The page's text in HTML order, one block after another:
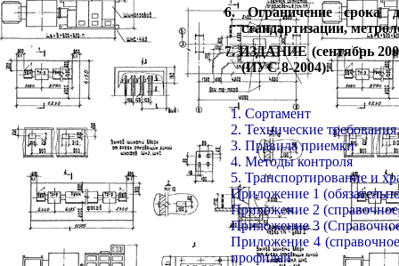
6. Ограничение срока
стандартизации,
7. ИЗДАНИЕ (сентябрь
(ИУС 8-2004).
1. Сортамент
2. Технические требования
3. Правила приемки
4. Методы контроля
5. Транспортирование и
Приложение 1
Приложение 2
Приложение 3
Приложение 4
профилей